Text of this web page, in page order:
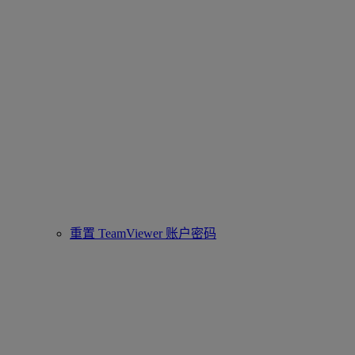
重置 TeamViewer 账户密码